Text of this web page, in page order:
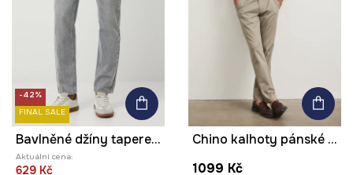
-42%
FINAL SALE
Bavlněné džíny tapered se sepraným efektem
Aktuální cena:
629 Kč
Chino kalhoty pánské bavlněné s elastanem
1099 Kč